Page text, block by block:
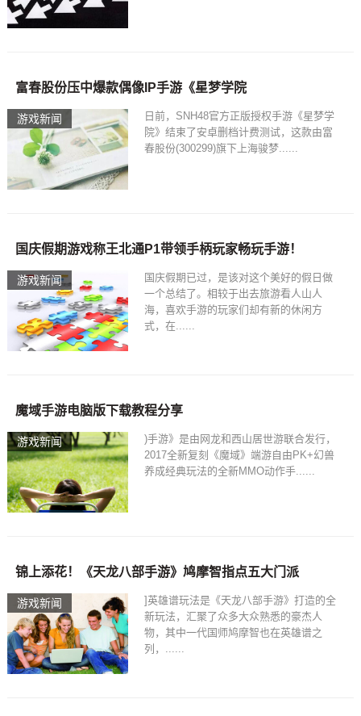
游戏新闻
富春股份压中爆款偶像IP手游《星梦学院
日前，SNH48官方正版授权手游《星梦学
院》结束了安卓删档计费测试，这款由富
春股份(300299)旗下上海骏梦......
游戏新闻
国庆假期游戏称王北通P1带领手柄玩家畅玩手游！
国庆假期已过，是该对这个美好的假日做
一个总结了。相较于出去旅游看人山人
海，喜欢手游的玩家们却有新的休闲方
式，在......
游戏新闻
魔域手游电脑版下载教程分享
)手游》是由网龙和西山居世游联合发行，
2017全新复刻《魔域》端游自由PK+幻兽
养成经典玩法的全新MMO动作手......
游戏新闻
锦上添花！《天龙八部手游》鸠摩智指点五大门派
]英雄谱玩法是《天龙八部手游》打造的全
新玩法，汇聚了众多大众熟悉的豪杰人
物，其中一代国师鸠摩智也在英雄谱之
列，......